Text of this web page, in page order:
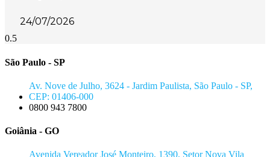
24/07/2026
São Paulo - SP
Av. Nove de Julho, 3624 - Jardim Paulista, São Paulo - SP,
CEP: 01406-000
0800 943 7800
Goiânia - GO
Avenida Vereador José Monteiro, 1390, Setor Nova Vila